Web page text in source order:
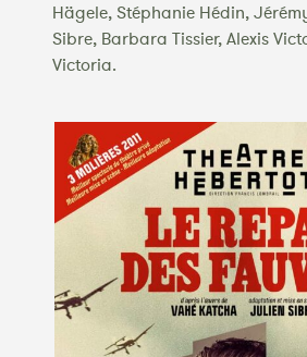
Hägele, Stéphanie Hédin,
Sibre, Barbara Tissier, Alexis
Victoria.